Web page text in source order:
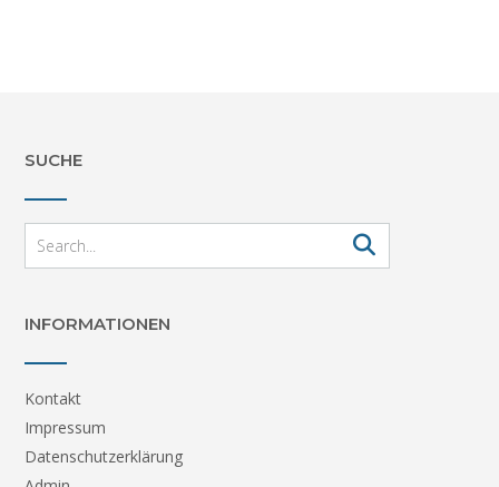
SUCHE
INFORMATIONEN
Kontakt
Impressum
Datenschutzerklärung